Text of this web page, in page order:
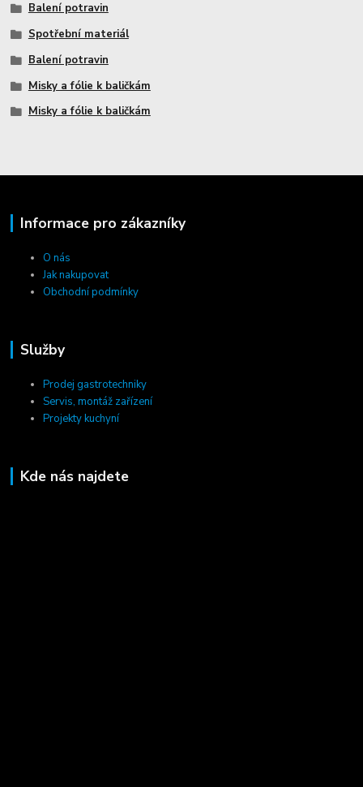
Balení potravin
Spotřební materiál
Balení potravin
Misky a fólie k baličkám
Misky a fólie k baličkám
Informace pro zákazníky
O nás
Jak nakupovat
Obchodní podmínky
Služby
Prodej gastrotechniky
Servis, montáž zařízení
Projekty kuchyní
Kde nás najdete